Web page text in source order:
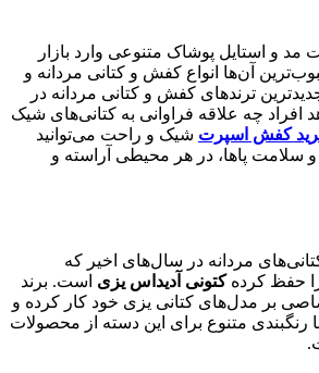
استایل پوشاک متنوعی وارد بازار
آن‌ها انواع کفش و کتانی مردانه و
ترندهای کفش و کتانی مردانه در
افراد چه علاقه فراوانی به کتانی‌های شیک
کفش اسپرتشیک و راحت می‌توانید
پاها، در هر محیطی آراسته و
مردانه در سال‌های اخیر که
کرده کتونی آدیداس یزیاست. برند
مدل‌های کتانی یزی خود کار کرده و
متنوع برای این دسته از محصولات